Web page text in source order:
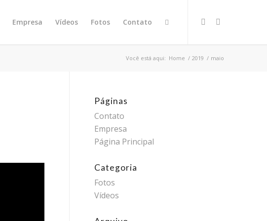
Empresa Vídeos Fotos Contato
Você está aqui: Home / 2019 / maio
Páginas
Contato
Empresa
Página Principal
Categoria
Fotos
Vídeos